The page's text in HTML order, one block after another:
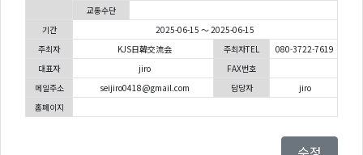
교통수단
기간
2025-06-15 ～ 2025-06-15
주최자
KJS日韓交流会 주최자TEL
080-3722-7619
대표자
jiro
FAX번호
메일주소
seijiro0418@gmail.com 담당자
jiro
홈페이지